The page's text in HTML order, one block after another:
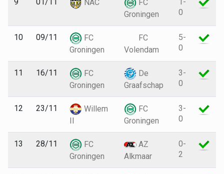
NAC
FC
Groningen
0
10 09/11
FC
Groningen
FC
Volendam
5-
0
11 16/11
FC
Groningen
De
Graafschap
3-
0
12 23/11
Willem
II
FC
Groningen
3-
0
13 28/11
FC
Groningen
AZ
Alkmaar
0-
2